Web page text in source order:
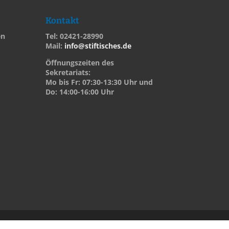
Kontakt
Tel: 02421-28990
Mail: info@stiftisches.de
Öffnungszeiten des
Sekretariats:
Mo bis Fr: 07:30-13:30 Uhr und
Do: 14:00-16:00 Uhr